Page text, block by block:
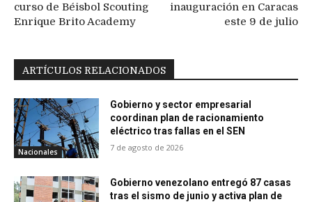
curso de Béisbol Scouting
Enrique Brito Academy
inauguración en Caracas
este 9 de julio
ARTÍCULOS RELACIONADOS
Nacionales
Gobierno y sector empresarial
coordinan plan de racionamiento
eléctrico tras fallas en el SEN
7 de agosto de 2026
Gobierno venezolano entregó 87 casas
tras el sismo de junio y activa plan de